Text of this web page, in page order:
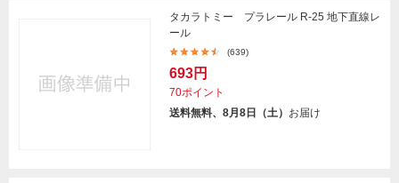
タカラトミー プラレール R-25 地下直線レ
ール
(639)
693円
70ポイント
送料無料、8月8日（土） お届け